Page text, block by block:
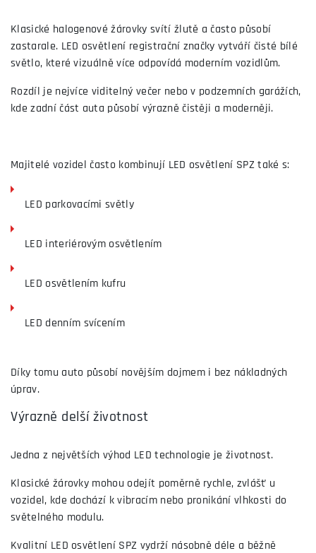
Klasické halogenové žárovky svítí žlutě a často působí
zastarale. LED osvětlení registrační značky vytváří čisté bílé
světlo, které vizuálně více odpovídá moderním vozidlům.
Rozdíl je nejvíce viditelný večer nebo v podzemních garážích,
kde zadní část auta působí výrazně čistěji a moderněji.
Majitelé vozidel často kombinují LED osvětlení SPZ také s:
LED parkovacími světly
LED interiérovým osvětlením
LED osvětlením kufru
LED denním svícením
Díky tomu auto působí novějším dojmem i bez nákladných
úprav.
Výrazně delší životnost
Jedna z největších výhod LED technologie je životnost.
Klasické žárovky mohou odejít poměrně rychle, zvlášť u
vozidel, kde dochází k vibracím nebo pronikání vlhkosti do
světelného modulu.
Kvalitní LED osvětlení SPZ vydrží násobně déle a běžně